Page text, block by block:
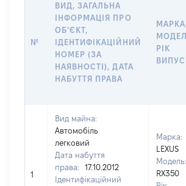
№
ВИД, ЗАГАЛЬНА
ІНФОРМАЦІЯ ПРО
ОБʼЄКТ,
ІДЕНТИФІКАЦІЙНИЙ
НОМЕР (ЗА
НАЯВНОСТІ), ДАТА
НАБУТТЯ ПРАВА
РІК
1
Вид майна:
Автомобіль
легковий
Дата набуття
права:
17.10.2012
Ідентифікаційний
Марка:
LEXUS
Модель:
RX350